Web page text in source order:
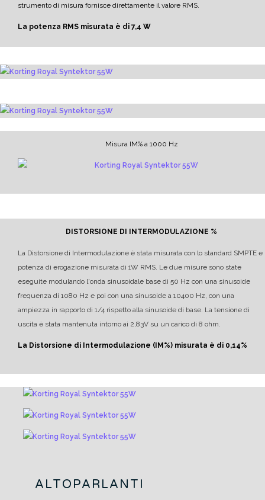
strumento di misura fornisce direttamente il valore RMS.
La potenza RMS misurata è di 7,4 W
Misura IM% a 1000 Hz
DISTORSIONE DI INTERMODULAZIONE %
La Distorsione di Intermodulazione è stata misurata con lo standard SMPTE e
potenza di erogazione misurata di 1W RMS. Le due misure sono state
eseguite modulando l'onda sinusoidale base di 50 Hz con una sinusoide
frequenza di 1080 Hz e poi con una sinusoide a 10400 Hz, con una
ampiezza in rapporto di 1/4 rispetto alla sinusoide di base. La tensione di
uscita è stata mantenuta intorno ai 2,83V su un carico di 8 ohm.
La Distorsione di Intermodulazione (IM%) misurata è di 0,14%
ALTOPARLANTI